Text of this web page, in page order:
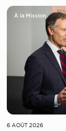
À la Mission
6 AOÛT 2026